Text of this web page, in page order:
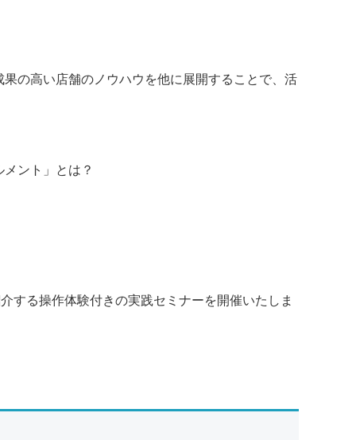
の高い店舗のノウハウを他に展開することで、活
ント」とは？
する操作体験付きの実践セミナーを開催いたしま